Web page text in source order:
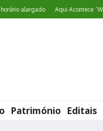
alargado Aqui Acontece: ‘World
Património Editais